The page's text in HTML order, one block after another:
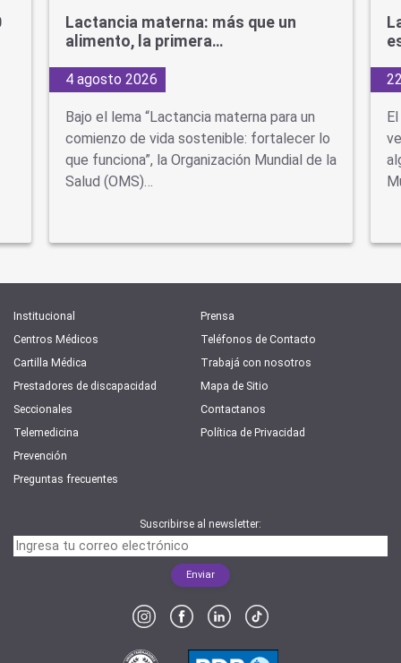
Lactancia materna: más que un
alimento, la primera…
4 agosto 2026
Bajo el lema “Lactancia materna para un
comienzo de vida sostenible: fortalecer lo
que funciona”, la Organización Mundial de la
Salud (OMS)…
Institucional
Centros Médicos
Cartilla Médica
Prestadores de discapacidad
Seccionales
Telemedicina
Prevención
Preguntas frecuentes
Prensa
Teléfonos de Contacto
Trabajá con nosotros
Mapa de Sitio
Contactanos
Política de Privacidad
Suscribirse al newsletter: